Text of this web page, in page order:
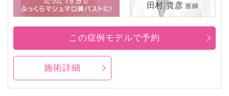
田村 貴彦 医師
施術詳細
この症例モデルで予約